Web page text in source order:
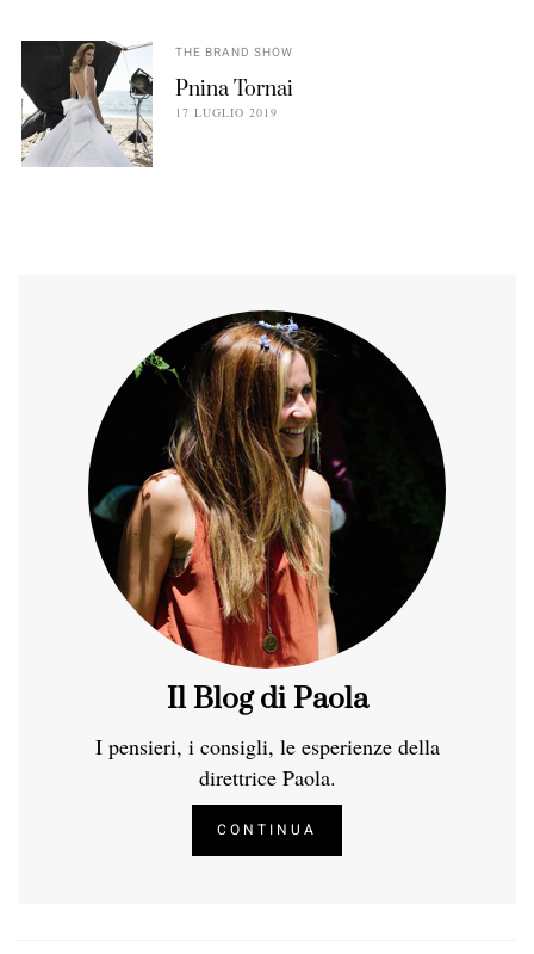
THE BRAND SHOW
Pnina Tornai
17 LUGLIO 2019
Il Blog di Paola
I pensieri, i consigli, le esperienze della
direttrice Paola.
CONTINUA